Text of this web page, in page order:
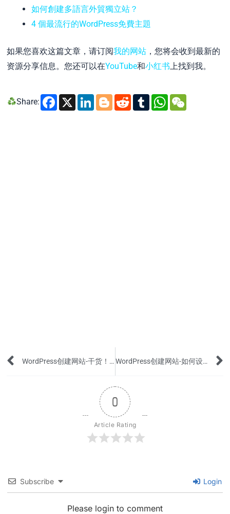
如何創建多語言外貿獨立站？
4 個最流行的WordPress免費主題
如果您喜欢这篇文章，请订阅我的网站 ，您将会收到最新的
资源分享信息。您还可以在YouTube和小红书上找到我。
Share: Facebook
X LinkedIn
Blogger
Reddit
Tumblr
Prev WordPress创建网站-干货！网站里不同图片的具体要求 WordPress创建网站-如何设置下拉二级子菜单?
0
Article Rating
Subscribe Login
Please login to comment